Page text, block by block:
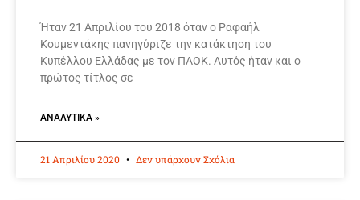
Ήταν 21 Απριλίου του 2018 όταν ο Ραφαήλ
Κουμεντάκης πανηγύριζε την κατάκτηση του
Κυπέλλου Ελλάδας με τον ΠΑΟΚ. Αυτός ήταν και ο
πρώτος τίτλος σε
ΑΝΑΛΥΤΙΚΆ »
21 Απριλίου 2020 Δεν υπάρχουν Σχόλια